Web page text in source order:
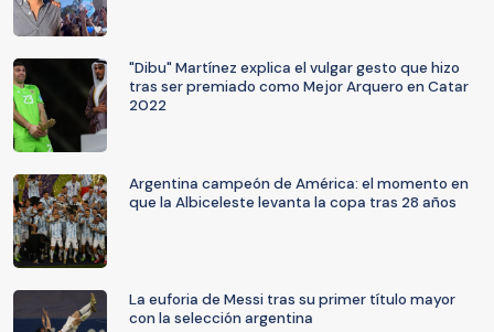
"Dibu" Martínez explica el vulgar gesto que hizo
tras ser premiado como Mejor Arquero en Catar
2022
Argentina campeón de América: el momento en
que la Albiceleste levanta la copa tras 28 años
La euforia de Messi tras su primer título mayor
con la selección argentina